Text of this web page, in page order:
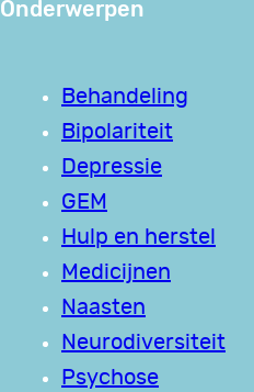
Onderwerpen
Behandeling
Bipolariteit
Depressie
GEM
Hulp en herstel
Medicijnen
Naasten
Neurodiversiteit
Psychose